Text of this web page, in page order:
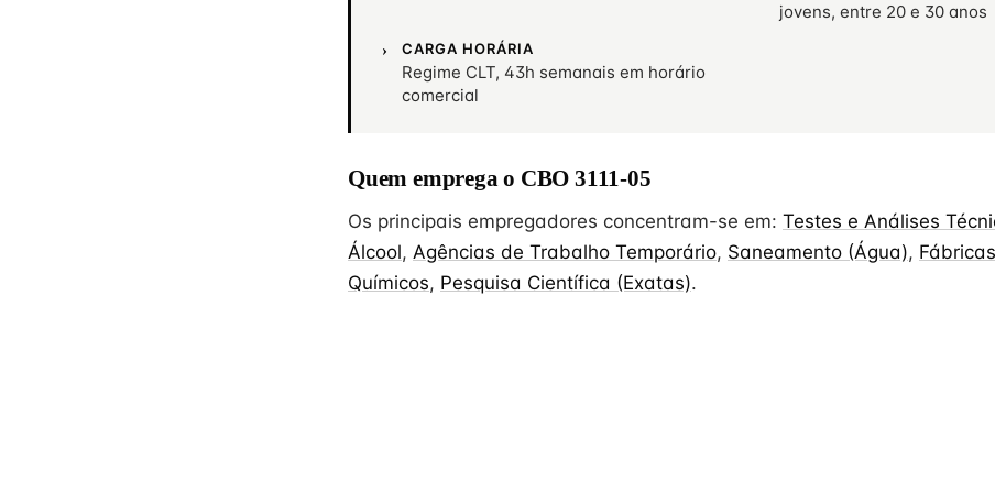
jovens, entre 20 e 30 anos
CARGA HORÁRIA
Regime CLT, 43h semanais em horário
comercial
Quem emprega o CBO 3111-05
Os principais empregadores concentram-se em: Testes e Análises
Álcool, Agências de Trabalho Temporário, Saneamento (Água),
Químicos, Pesquisa Científica (Exatas).